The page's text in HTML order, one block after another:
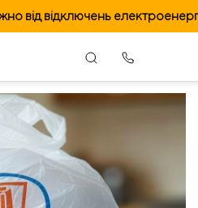
від відключень